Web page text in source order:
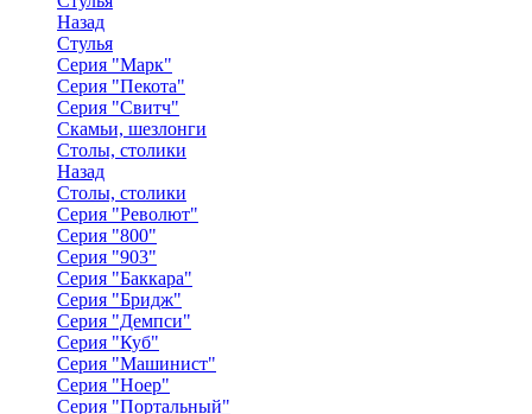
Назад
Стулья
Серия "Марк"
Серия "Пекота"
Серия "Свитч"
Скамьи, шезлонги
Столы, столики
Назад
Столы, столики
Серия "Револют"
Серия "800"
Серия "903"
Серия "Баккара"
Серия "Бридж"
Серия "Демпси"
Серия "Куб"
Серия "Машинист"
Серия "Ноер"
Серия "Портальный"